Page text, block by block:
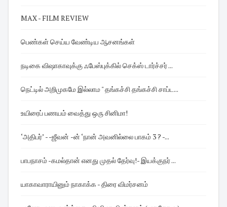
MAX - FILM REVIEW
பெண்கள் செய்ய வேண்டிய ஆசனங்கள்
நடிகை விஷாகாவுக்கு ஃபேஸ்புக்கில் செக்ஸ் டார்ச்சர் ...
நெட்டில் அறிமுகமே இல்லாம " தங்கச்சி தங்கச்சி சாப்ட...
உயிரைப் பணயம் வைத்து ஒரு சினிமா!
‘அதிபர்’ - -ஜீவன் -ன் ‘நான் அவனில்லை பாகம் 3 ? -...
பாபநாசம் -கமல்தான் எனது முதல் தேர்வு! - இயக்குநர் ...
யாகாவாராயினும் நாகாக்க - திரை விமர்சனம்